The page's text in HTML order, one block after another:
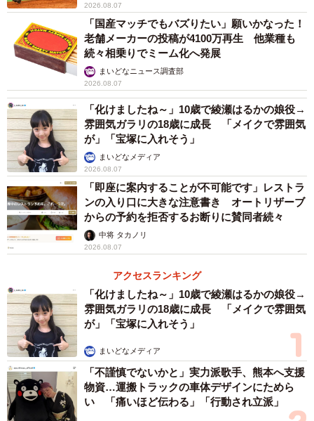
2026.08.07
「国産マッチでもバズりたい」願いかなった！
老舗メーカーの投稿が4100万再生 他業種も
続々相乗りでミーム化へ発展
まいどなニュース調査部
2026.08.07
「化けましたね～」10歳で綾瀬はるかの娘役→
雰囲気ガラリの18歳に成長 「メイクで雰囲気
が」「宝塚に入れそう」
まいどなメディア
2026.08.07
「即座に案内することが不可能です」レストラ
ンの入り口に大きな注意書き オートリザーブ
からの予約を拒否するお断りに賛同者続々
中将 タカノリ
2026.08.07
アクセスランキング
「化けましたね～」10歳で綾瀬はるかの娘役→
雰囲気ガラリの18歳に成長 「メイクで雰囲気
が」「宝塚に入れそう」
まいどなメディア
「不謹慎でないかと」実力派歌手、熊本へ支援
物資…運搬トラックの車体デザインにためら
い 「痛いほど伝わる」「行動され立派」